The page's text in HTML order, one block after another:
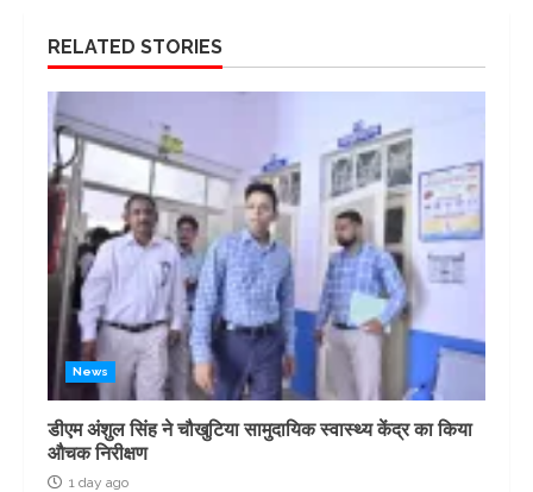
RELATED STORIES
News
डीएम अंशुल सिंह ने चौखुटिया सामुदायिक स्वास्थ्य केंद्र का किया
औचक निरीक्षण
1 day ago